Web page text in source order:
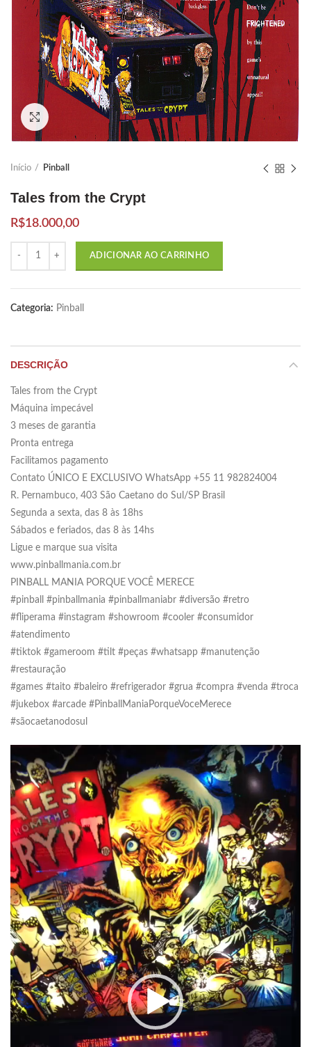
Click to enlarge
Início Pinball
Tales from the Crypt
R$18.000,00
ADICIONAR AO CARRINHO
Categoria: Pinball
DESCRIÇÃO
Tales from the Crypt
Máquina impecável
3 meses de garantia
Pronta entrega
Facilitamos pagamento
Contato ÚNICO E EXCLUSIVO WhatsApp +55 11 982824004
R. Pernambuco, 403 São Caetano do Sul/SP Brasil
Segunda a sexta, das 8 às 18hs
Sábados e feriados, das 8 às 14hs
Ligue e marque sua visita
www.pinballmania.com.br
PINBALL MANIA PORQUE VOCÊ MERECE
#pinball #pinballmania #pinballmaniabr #diversão #retro
#fliperama #instagram #showroom #cooler #consumidor
#atendimento
#tiktok #gameroom #tilt #peças #whatsapp #manutenção
#restauração
#games #taito #baleiro #refrigerador #grua #compra #venda #troca
#jukebox #arcade #PinballManiaPorqueVoceMerece
#sãocaetanodosul
de
vídeo